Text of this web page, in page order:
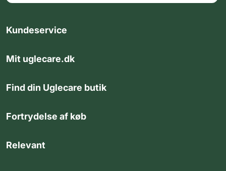
Kundeservice
Mit uglecare.dk
Find din Uglecare butik
Fortrydelse af køb
Relevant